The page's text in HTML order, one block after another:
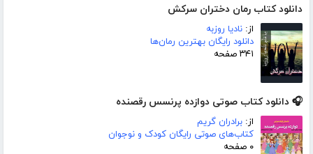
دانلود کتاب رمان دختران سرکش
از: نادیا روزبه
دانلود رایگان بهترین رمان‌ها
۳۴۱ صفحه
🎧 دانلود کتاب صوتی دوازده پرنسس رقصنده
از: برادران گریم
کتاب‌های صوتی رایگان کودک و نوجوان
۰ صفحه